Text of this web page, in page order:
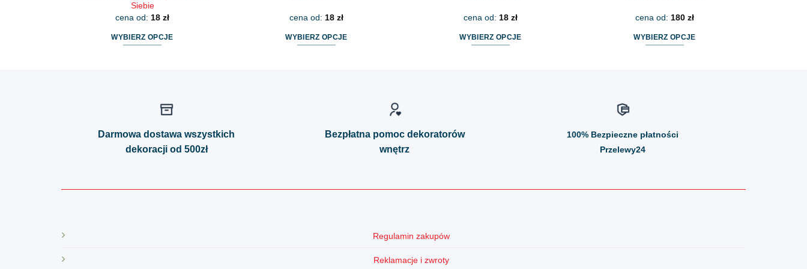
Siebie
cena od: 18 zł
WYBIERZ OPCJE
wariantów.
można
wybrać
produktu
cena od: 18 zł
WYBIERZ OPCJE
można
produktu
cena od: 18 zł
WYBIERZ OPCJE
produktu
cena od: 180 zł
WYBIERZ OPCJE
można
produktu
Darmowa dostawa wszystkich
dekoracji od 500zł
Bezpłatna pomoc dekoratorów
wnętrz
100% Bezpieczne płatności
Przelewy24
Regulamin zakupów
Reklamacje i zwroty